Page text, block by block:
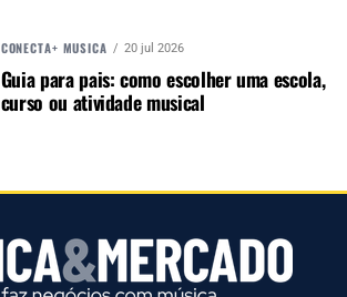
CONECTA+ MÚSICA 20 jul 2026
Guia para pais: como escolher uma escola,
curso ou atividade musical